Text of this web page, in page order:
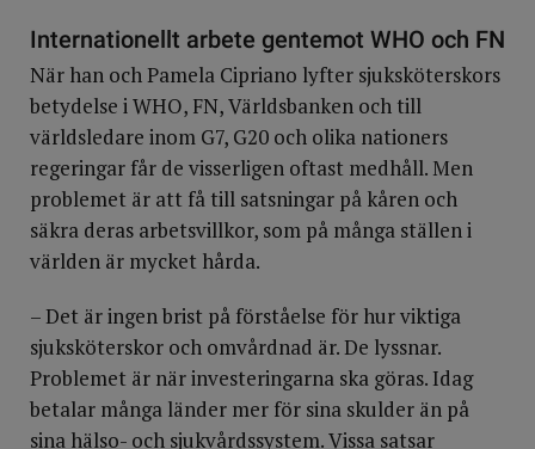
Internationellt arbete gentemot WHO och FN
När han och Pamela Cipriano lyfter sjuksköterskors
betydelse i WHO, FN, Världsbanken och till
världsledare inom G7, G20 och olika nationers
regeringar får de visserligen oftast medhåll. Men
problemet är att få till satsningar på kåren och
säkra deras arbetsvillkor, som på många ställen i
världen är mycket hårda.
– Det är ingen brist på förståelse för hur viktiga
sjuksköterskor och omvårdnad är. De lyssnar.
Problemet är när investeringarna ska göras. Idag
betalar många länder mer för sina skulder än på
sina hälso- och sjukvårdssystem. Vissa satsar